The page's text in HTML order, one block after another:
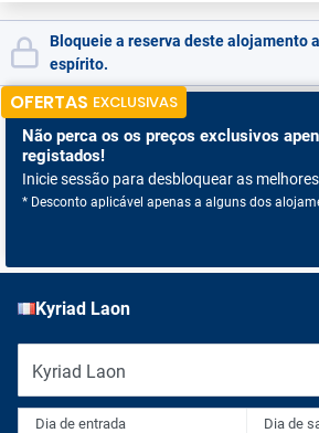
Bloqueie a reserva deste alojamento
espírito.
OFERTAS EXCLUSIVAS
Não perca os os preços exclusivos
registados!
Inicie sessão para desbloquear as
* Desconto aplicável apenas a alguns dos
Kyriad Laon
Kyriad Laon
Dia de entrada Dia de